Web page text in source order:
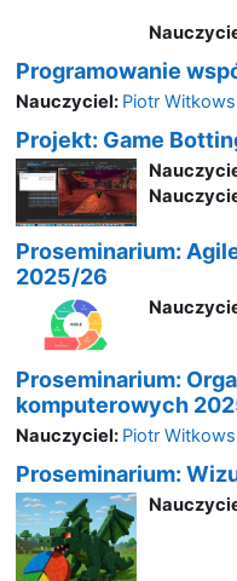
Programowanie
Nauczyciel: Piotr
Projekt: Game
Proseminarium:
2025/26
Proseminarium:
komputerowych
Nauczyciel: Piotr
Proseminarium: